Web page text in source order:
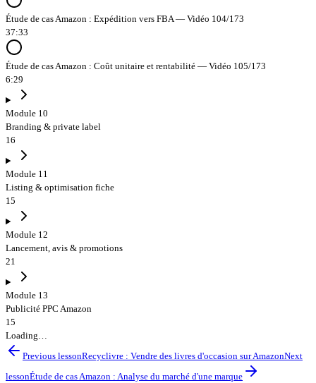
Étude de cas Amazon : Expédition vers FBA — Vidéo 104/173
37:33
Étude de cas Amazon : Coût unitaire et rentabilité — Vidéo 105/173
6:29
Module 10
Branding & private label
16
Module 11
Listing & optimisation fiche
15
Module 12
Lancement, avis & promotions
21
Module 13
Publicité PPC Amazon
15
Loading…
Previous lessonRecyclivre : Vendre des livres d'occasion sur AmazonNext
lessonÉtude de cas Amazon : Analyse du marché d'une marque